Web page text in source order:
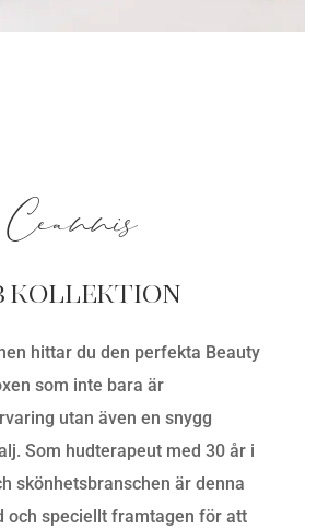
Ceannis
KOLLEKTION
hittar du den perfekta Beauty
som inte bara är
utan även en snygg
Som hudterapeut med 30 år i
skönhetsbranschen är denna
och speciellt framtagen för att